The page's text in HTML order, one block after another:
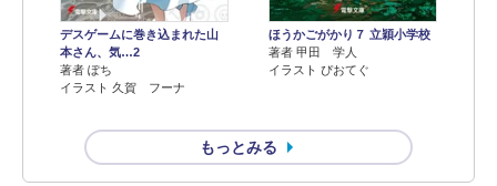
デスゲームに巻き込まれた山
本さん、気…2
著者 ぽち
イラスト 久賀 フーナ
ほうかごがかり７ 立穎小学校
著者 甲田 学人
イラスト ぴおてぐ
もっとみる